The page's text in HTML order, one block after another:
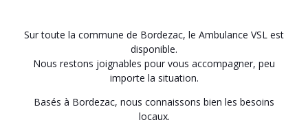
Sur toute la commune de Bordezac, le Ambulance VSL est
disponible.
Nous restons joignables pour vous accompagner, peu
importe la situation.
Basés à Bordezac, nous connaissons bien les besoins
locaux.